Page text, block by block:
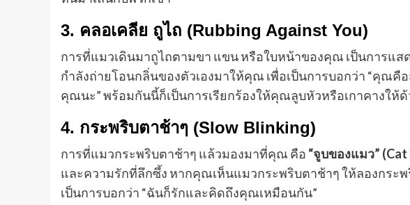
3. คลอเคลีย ถูไถ (Rubbing Against You)
การที่แมวเดินมาถูไถตามขา แขน หรือใบหน้าของคุณ เป็นการแส
กำลังถ่ายโอนกลิ่นของตัวเองมาให้คุณ เพื่อเป็นการบอกว่า “คุณคื
คุณนะ” พร้อมกันนี้ก็เป็นการเรียกร้องให้คุณลูบหัวหรือเกาคางให้ด้
4. กระพริบตาช้าๆ (Slow Blinking)
การที่แมวกระพริบตาช้าๆ แล้วมองมาที่คุณ คือ “จูบของแมว” (Cat
และความรักที่ลึกซึ้ง หากคุณเห็นแมวกระพริบตาช้าๆ ให้ลองกระ
เป็นการบอกว่า “ฉันก็รักและคิดถึงคุณเหมือนกัน”